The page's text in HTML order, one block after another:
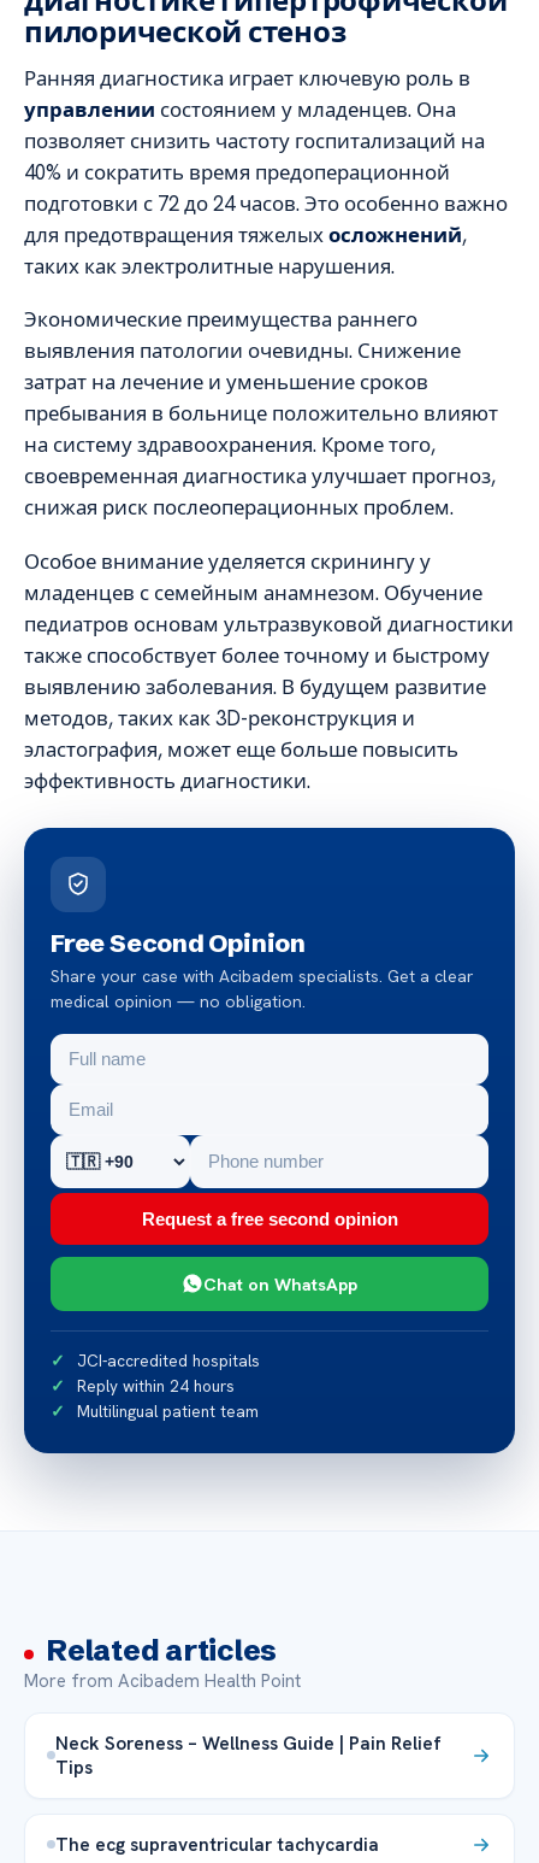
пилорической стеноз
Ранняя диагностика играет ключевую роль в
управлении состоянием у младенцев. Она
позволяет снизить частоту госпитализаций на
40% и сократить время предоперационной
подготовки с 72 до 24 часов. Это особенно важно
для предотвращения тяжелыхосложнений,
таких как электролитные нарушения.
Экономические преимущества раннего
выявления патологии очевидны. Снижение
затрат на лечение и уменьшение сроков
пребывания в больнице положительно влияют
на систему здравоохранения. Кроме того,
своевременная диагностика улучшает прогноз,
снижая риск послеоперационных проблем.
Особое внимание уделяется скринингу у
младенцев с семейным анамнезом. Обучение
педиатров основам ультразвуковой диагностики
также способствует более точному и быстрому
выявлению заболевания. В будущем развитие
методов, таких как 3D-реконструкция и
эластография, может еще больше повысить
эффективность диагностики.
Free Second Opinion
Share your case with Acibadem specialists. Get a clear
medical opinion — no obligation.
Request a free second opinion
Chat on WhatsApp
JCI-accredited hospitals
Reply within 24 hours
Multilingual patient team
Related articles
More from Acibadem Health Point
Neck Soreness – Wellness Guide | Pain Relief
Tips
The ecg supraventricular tachycardia